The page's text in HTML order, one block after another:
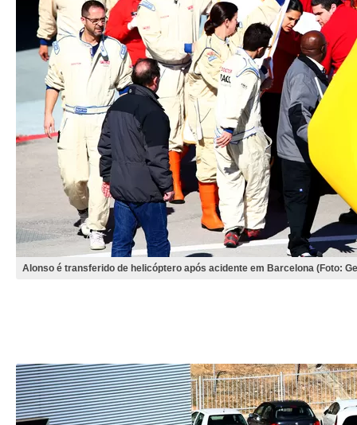
Alonso é transferido de helicóptero após acidente em Barcelona (Foto: